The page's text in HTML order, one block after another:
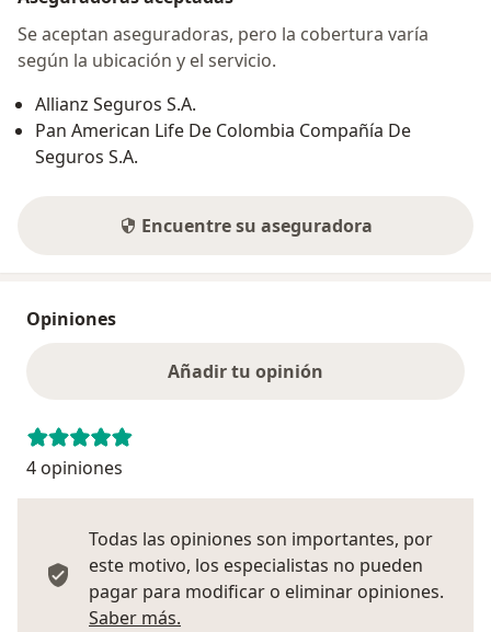
Se aceptan aseguradoras, pero la cobertura varía
según la ubicación y el servicio.
Allianz Seguros S.A.
Pan American Life De Colombia Compañía De
Seguros S.A.
Encuentre su aseguradora
Opiniones
Añadir tu opinión
4 opiniones
Todas las opiniones son importantes, por
este motivo, los especialistas no pueden
pagar para modificar o eliminar opiniones.
Saber más.